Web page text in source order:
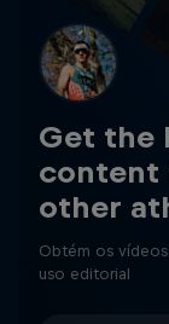
Get the
content
other
Obtém os
uso editorial